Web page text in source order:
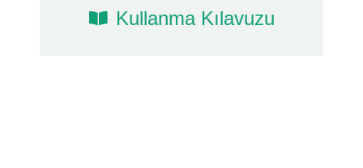
Kullanma Kılavuzu